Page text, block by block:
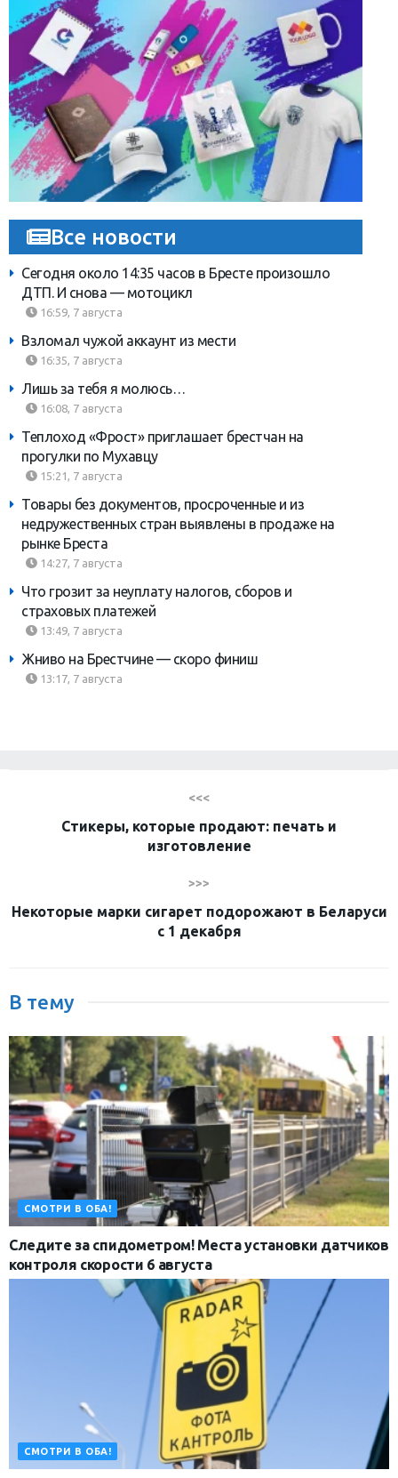
Все новости
Сегодня около 14:35 часов в Бресте произошло
ДТП. И снова — мотоцикл
16:59, 7 августа
Взломал чужой аккаунт из мести
16:35, 7 августа
Лишь за тебя я молюсь…
16:08, 7 августа
Теплоход «Фрост» приглашает брестчан на
прогулки по Мухавцу
15:21, 7 августа
Товары без документов, просроченные и из
недружественных стран выявлены в продаже на
рынке Бреста
14:27, 7 августа
Что грозит за неуплату налогов, сборов и
страховых платежей
13:49, 7 августа
Жниво на Брестчине — скоро финиш
13:17, 7 августа
<<<
Стикеры, которые продают: печать и
изготовление
>>>
Некоторые марки сигарет подорожают в Беларуси
с 1 декабря
В тему
СМОТРИ В ОБА!
Следите за спидометром! Места установки датчиков
контроля скорости 6 августа
СМОТРИ В ОБА!